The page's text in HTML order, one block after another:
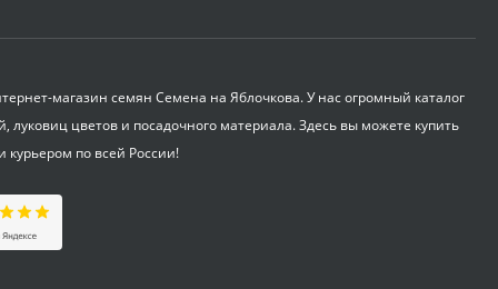
Укрывной материал
530₽
магазин семян Семена на Яблочкова. У нас огромный каталог
луковиц цветов и посадочного материала. Здесь вы можете купить
курьером по всей России!